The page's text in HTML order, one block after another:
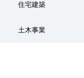
住宅建築
土木事業